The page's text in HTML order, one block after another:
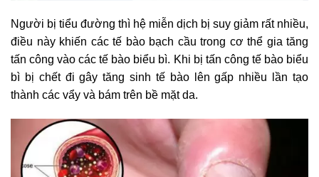
Người bị tiểu đường thì hệ miễn dịch bị suy giảm rất nhiều,
điều này khiến các tế bào bạch cầu trong cơ thể gia tăng
tấn công vào các tế bào biểu bì. Khi bị tấn công tế bào biểu
bì bị chết đi gây tăng sinh tế bào lên gấp nhiều lần tạo
thành các vẩy và bám trên bề mặt da.